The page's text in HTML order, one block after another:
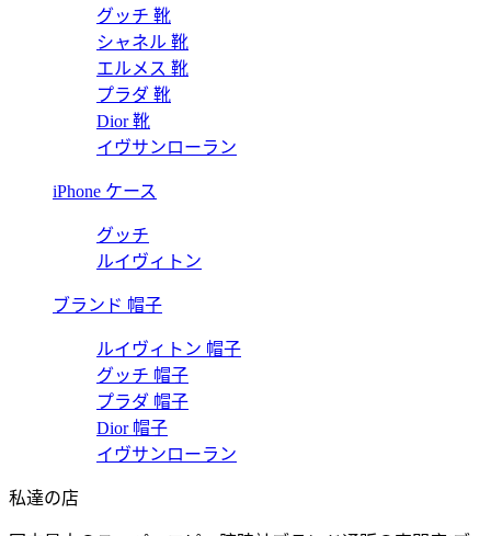
グッチ 靴
シャネル 靴
エルメス 靴
プラダ 靴
Dior 靴
イヴサンローラン
iPhone ケース
グッチ
ルイヴィトン
ブランド 帽子
ルイヴィトン 帽子
グッチ 帽子
プラダ 帽子
Dior 帽子
イヴサンローラン
私達の店